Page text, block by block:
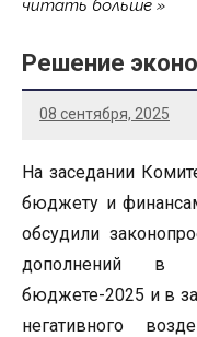
читать больше
Решение
08 сентября, 2025
На заседании
бюджету и
обсудили
дополнений в
бюджете-2025 и в
негативного